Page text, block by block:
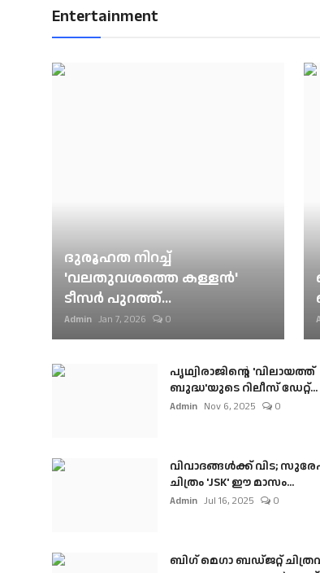
Entertainment
ദുരൂഹത നിറച്ച്
'വലതുവശത്തെ കള്ളന്‍'
ടീസര്‍ പുറത്ത്...
Admin Jan 7, 2026 0
പൃഥ്വിരാജിന്റെ 'വിലായത്ത്
ബുദ്ധ'യുടെ റിലീസ് ഡേറ്റ്...
Admin Nov 6, 2025 0
വിവാദങ്ങൾക്ക് വിട;
ചിത്രം 'JSK' ഈ മാസം...
Admin Jul 16, 2025 0
ബി​ഗ് മെഗാ ബഡ്ജറ്റ്